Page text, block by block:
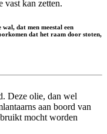
vast kan zetten.
dat men meestal een
dat het raam door stoten,
Deze olie, dan wel
aan boord van
mocht worden